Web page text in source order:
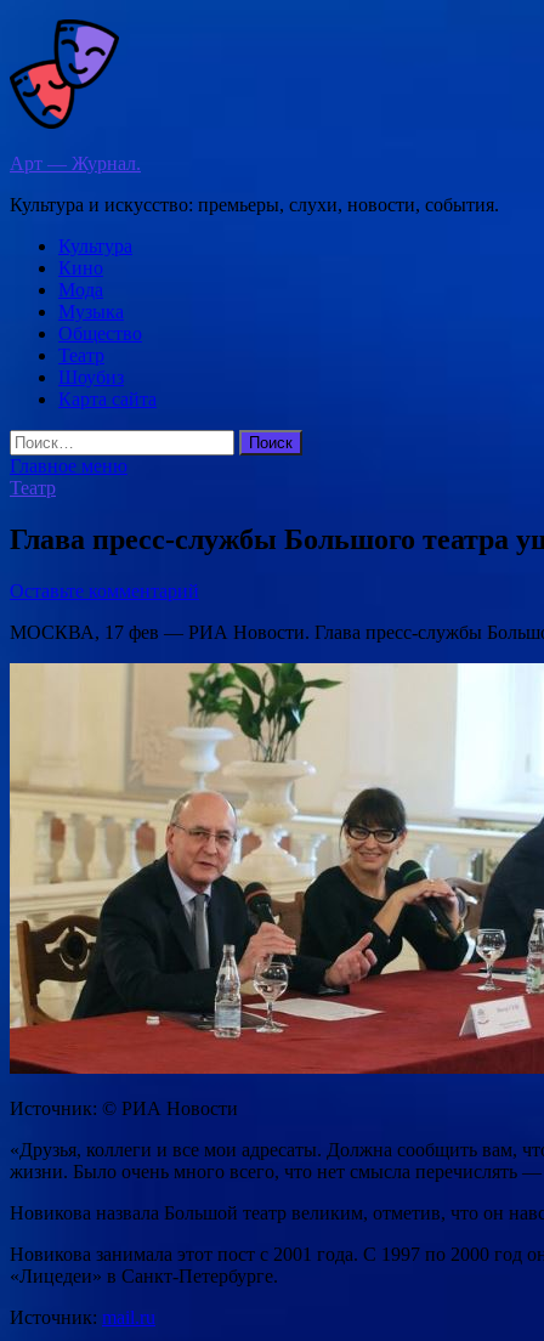
Перейти
содержимому
Арт — Журнал.
Культура и искусство: премьеры, слухи, новости, события.
Культура
Кино
Мода
Музыка
Общество
Театр
Шоубиз
Карта сайта
Найти:
Главное меню
Театр
Глава пресс-службы Большого театра
Оставьте комментарий
МОСКВА, 17 фев — РИА Новости. Глава пресс-службы
Источник: © РИА Новости
«Друзья, коллеги и все мои адресаты. Должна сообщить вам,
жизни. Было очень много всего, что нет смысла перечислять
Новикова назвала Большой театр великим, отметив, что он
Новикова занимала этот пост с 2001 года. С 1997 по 2000 год
«Лицедеи» в Санкт-Петербурге.
Источник: mail.ru